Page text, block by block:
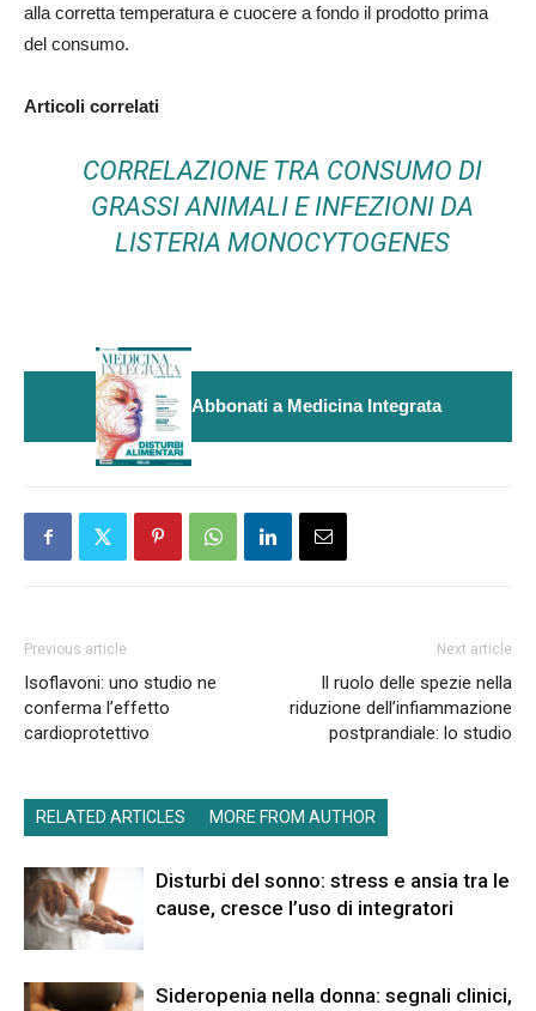
alla corretta temperatura e cuocere a fondo il prodotto prima
del consumo.
Articoli correlati
CORRELAZIONE TRA CONSUMO DI
GRASSI ANIMALI E INFEZIONI DA
LISTERIA MONOCYTOGENES
Abbonati a Medicina Integrata
Previous article
Isoflavoni: uno studio ne
conferma l’effetto
cardioprotettivo
Next article
Il ruolo delle spezie nella
riduzione dell’infiammazione
postprandiale: lo studio
RELATED ARTICLES MORE FROM AUTHOR
Disturbi del sonno: stress e ansia tra le
cause, cresce l’uso di integratori
Sideropenia nella donna: segnali clinici,